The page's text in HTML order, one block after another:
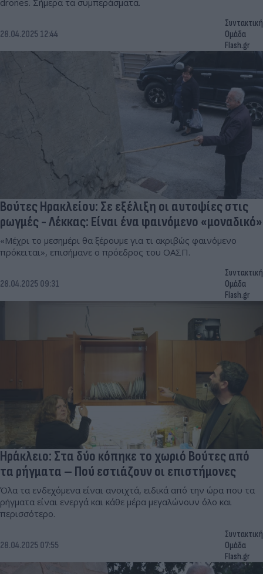
drones. Σήμερα τα συμπεράσματα.
28.04.2025 12:44
Συντακτική
Ομάδα
Flash.gr
Βούτες Ηρακλείου: Σε εξέλιξη οι αυτοψίες στις
ρωγμές - Λέκκας: Είναι ένα φαινόμενο «μοναδικό»
«Μέχρι το μεσημέρι θα ξέρουμε για τι ακριβώς φαινόμενο
πρόκειται», επισήμανε ο πρόεδρος του ΟΑΣΠ.
28.04.2025 09:31
Συντακτική
Ομάδα
Flash.gr
Ηράκλειο: Στα δύο κόπηκε το χωριό Βούτες από
τα ρήγματα – Πού εστιάζουν οι επιστήμονες
Όλα τα ενδεχόμενα είναι ανοιχτά, ειδικά από την ώρα που τα
ρήγματα είναι ενεργά και κάθε μέρα μεγαλώνουν όλο και
περισσότερο.
28.04.2025 07:55
Συντακτική
Ομάδα
Flash.gr